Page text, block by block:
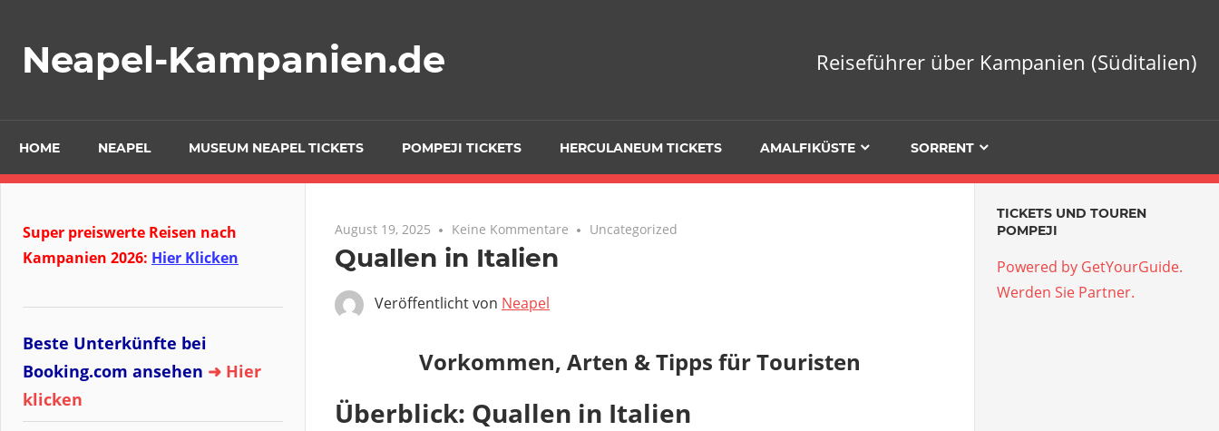
springen
Neapel-Kampanien.de Reiseführer über Kampanien (Süditalien)
HOME NEAPEL MUSEUM NEAPEL TICKETS POMPEJI TICKETS HERCULANEUM TICKETS AMALFIKÜSTE SORRENT
August 19, 2025 Keine Kommentare Uncategorized
Quallen in Italien
Veröffentlicht von Neapel
Vorkommen, Arten & Tipps für Touristen
Überblick: Quallen in Italien
Super preiswerte Reisen nach
Kampanien 2026: Hier Klicken
Beste Unterkünfte bei
Booking.com ansehen ➜ Hier
klicken
TICKETS UND TOUREN
POMPEJI
Powered by GetYourGuide.
Werden Sie Partner.